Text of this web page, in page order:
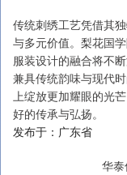
传统刺绣工艺凭借其
与多元价值。梨花国
服装设计的融合将不
兼具传统韵味与现代
上绽放更加耀眼的光
好的传承与弘扬。
发布于：广东省
华泰